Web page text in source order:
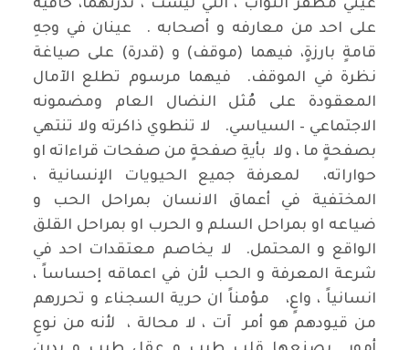
عيني مظفر النواب ، التي ليست ، ندرتهما، خافية
على احد من معارفه و أصحابه . عينان في وجهِ
قامةٍ بارزةٍ، فيهما (موقف) و (قدرة) على صياغة
نظرة في الموقف. فيهما مرسوم تطلع الآمال
المعقودة على مُثل النضال العام ومضمونه
الاجتماعي – السياسي. لا تنطوي ذاكرته ولا تنتهي
بصفحةٍ ما ، ولا بأيةِ صفحةٍ من صفحات قراءاته او
حواراته، لمعرفة جميع الحيويات الإنسانية ،
المختفية في أعماق الانسان بمراحل الحب و
ضياعه او بمراحل السلم و الحرب او بمراحل القلق
الواقع و المحتمل. لا يخاصم معتقدات احد في
شرعة المعرفة و الحب لأن في اعماقه إحساساً ،
انسانياً ، واعٍ، مؤمناً ان حرية السجناء و تحررهم
من قيودهم هو أمر آت ، لا محالة ، لأنه من نوعِ